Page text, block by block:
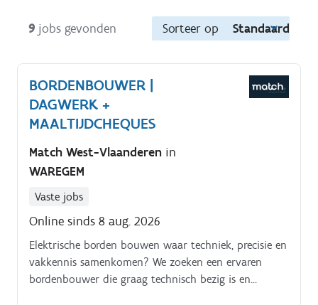
9 jobs gevonden Sorteer op Standaard
BORDENBOUWER |
DAGWERK +
MAALTIJDCHEQUES
Match West-Vlaanderen in
WAREGEM
Vaste jobs
Online sinds 8 aug. 2026
Elektrische borden bouwen waar techniek, precisie en
vakkennis samenkomen? We zoeken een ervaren
bordenbouwer die graag technisch bezig is en